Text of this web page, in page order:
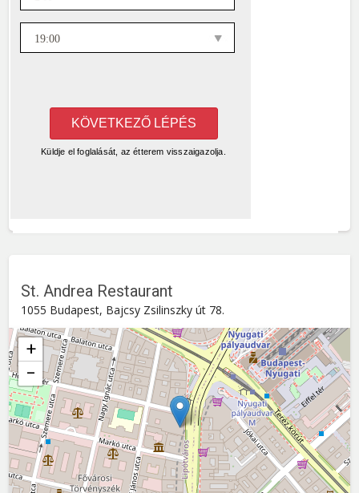
St. Andrea Restaurant
1055 Budapest, Bajcsy Zsilinszky út 78.
+
− St. Andrea Restaurant
Bajcsy Zsilinszky út 78. , 1055Budapest